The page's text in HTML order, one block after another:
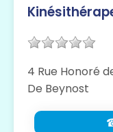
4 Rue Honoré
De Beynost